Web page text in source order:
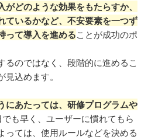
どのような効果をもたらすか、
ているかなど、不安要素を一つず
って導入を進めることが成功のポ
るのではなく、段階的に進めるこ
込めます。
にあたっては、研修プログラムや
でも早く、ユーザーに慣れてもら
っては、使用ルールなどを決める